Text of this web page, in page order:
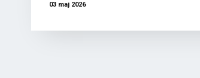
03 maj 2026